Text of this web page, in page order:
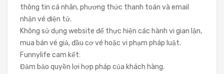
thông tin cá nhân, phương thức thanh toán và email
nhận vé điện tử.
Không sử dụng website để thực hiện các hành vi gian lận,
mua bán vé giả, đầu cơ vé hoặc vi phạm pháp luật.
Funnylife cam kết:
Đảm bảo quyền lợi hợp pháp của khách hàng.